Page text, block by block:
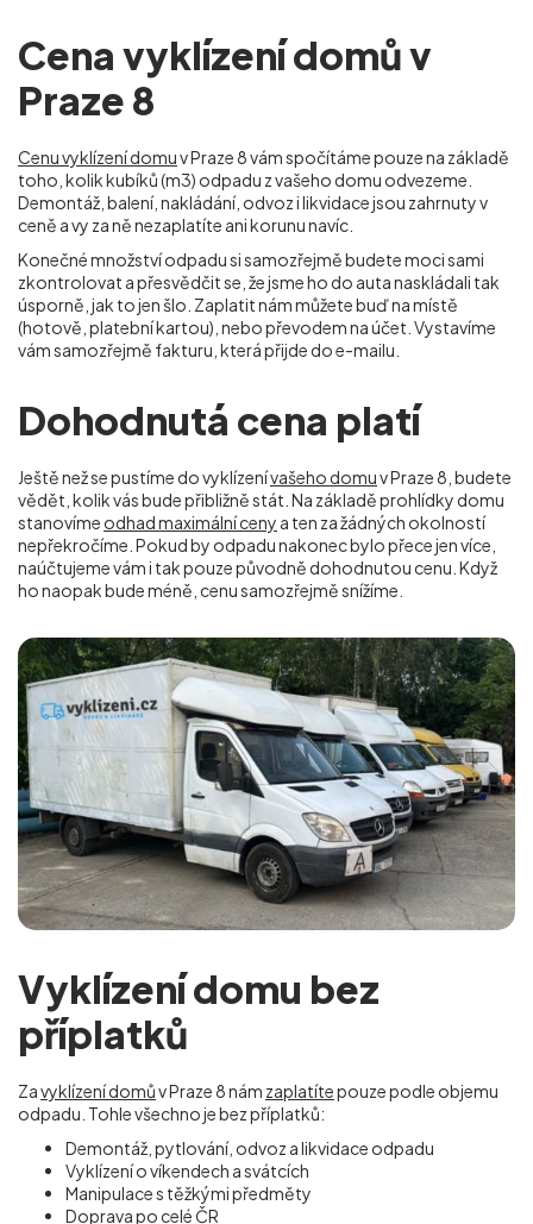
Cena vyklízení domů v
Praze 8
Cenu vyklízení domuv Praze 8 vám spočítáme pouze na základě
toho, kolik kubíků (m3) odpadu z vašeho domu odvezeme.
Demontáž, balení, nakládání, odvoz i likvidace jsou zahrnuty v
ceně a vy za ně nezaplatíte ani korunu navíc.
Konečné množství odpadu si samozřejmě budete moci sami
zkontrolovat a přesvědčit se, že jsme ho do auta naskládali tak
úsporně, jak to jen šlo. Zaplatit nám můžete buď na místě
(hotově, platební kartou), nebo převodem na účet. Vystavíme
vám samozřejmě fakturu, která přijde do e-mailu.
Dohodnutá cena platí
Ještě než se pustíme do vyklízenívašeho domuv Praze 8, budete
vědět, kolik vás bude přibližně stát. Na základě prohlídky domu
stanovíme odhad maximální ceny a ten za žádných okolností
nepřekročíme. Pokud by odpadu nakonec bylo přece jen více,
naúčtujeme vám i tak pouze původně dohodnutou cenu. Když
ho naopak bude méně, cenu samozřejmě snížíme.
Vyklízení domu bez
příplatků
Zavyklízení domův Praze 8 nám zaplatítepouze podle objemu
odpadu. Tohle všechno je bez příplatků:
Demontáž, pytlování, odvoz a likvidace odpadu
Vyklízení o víkendech a svátcích
Manipulace s těžkými předměty
Doprava po celé ČR